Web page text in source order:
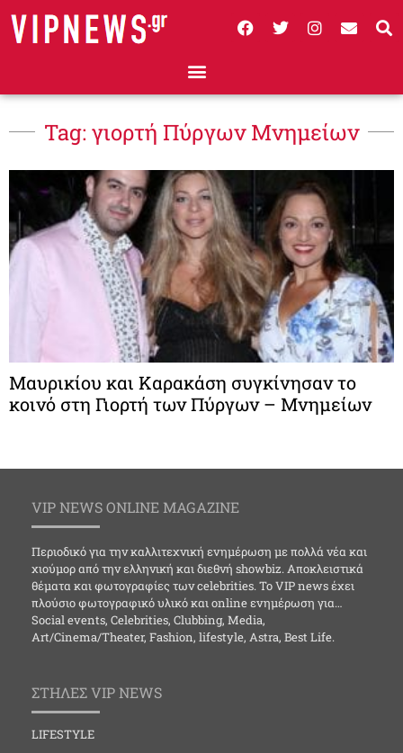
Tag: γιορτή Πύργων Μνημείων
Μαυρικίου και Καρακάση συγκίνησαν το
κοινό στη Γιορτή των Πύργων – Μνημείων
VIP NEWS ONLINE MAGAZINE
Περιοδικό για την καλλιτεχνική ενημέρωση με πολλά νέα και
χιούμορ από την ελληνική και διεθνή showbiz. Αποκλειστικά
θέματα και φωτογραφίες των celebrities. Το VIP news έχει
πλούσιο φωτογραφικό υλικό και online ενημέρωση για…
Social events, Celebrities, Clubbing, Media,
Art/Cinema/Theater, Fashion, lifestyle, Astra, Best Life.
ΣΤΗΛΕΣ VIP NEWS
LIFESTYLE